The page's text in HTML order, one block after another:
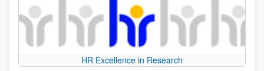
HR Excellence in Research